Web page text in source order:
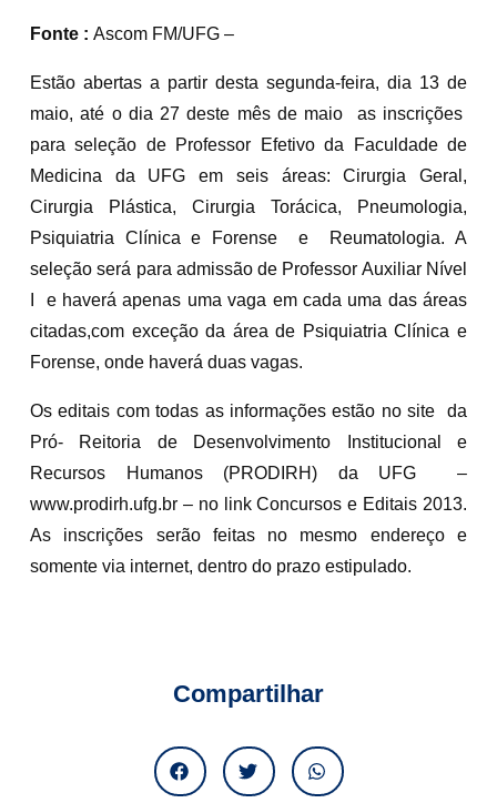
Fonte : Ascom FM/UFG –
Estão abertas a partir desta segunda-feira, dia 13 de
maio, até o dia 27 deste mês de maio as inscrições
para seleção de Professor Efetivo da Faculdade de
Medicina da UFG em seis áreas: Cirurgia Geral,
Cirurgia Plástica, Cirurgia Torácica, Pneumologia,
Psiquiatria Clínica e Forense e Reumatologia. A
seleção será para admissão de Professor Auxiliar Nível
I e haverá apenas uma vaga em cada uma das áreas
citadas,com exceção da área de Psiquiatria Clínica e
Forense, onde haverá duas vagas.
Os editais com todas as informações estão no site da
Pró- Reitoria de Desenvolvimento Institucional e
Recursos Humanos (PRODIRH) da UFG –
www.prodirh.ufg.br – no link Concursos e Editais 2013.
As inscrições serão feitas no mesmo endereço e
somente via internet, dentro do prazo estipulado.
Compartilhar